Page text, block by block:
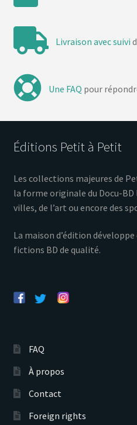
Livraison avec suivi
Une FAQ pour
Éditions Petit à Petit
Les collections majeures de
la forme originale du Docu-BD
villes, de l’art ou encore des
La maison d’édition
fictions BD de qualité.
FAQ
À propos
Contact
Foreign rights